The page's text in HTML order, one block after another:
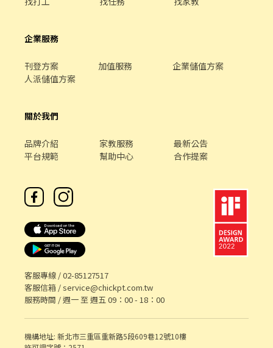
企業服務
刊登方案 加值服務
企業儲值方案
人派儲值方案
關於我們
品牌介紹 家教服務
最新公告
平台規範
幫助中心 合作提案
客服專線 /02-85127517
客服信箱 /service@chickpt.com.tw
服務時間 / 週一 至 週五 09：00 - 18：00
機構地址: 新北市三重區重新路5段609巷12號10樓